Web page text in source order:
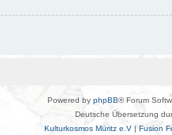
Powered by phpBB® Forum
Deutsche Übersetzung
Kulturkosmos Müritz e.V | Fusion